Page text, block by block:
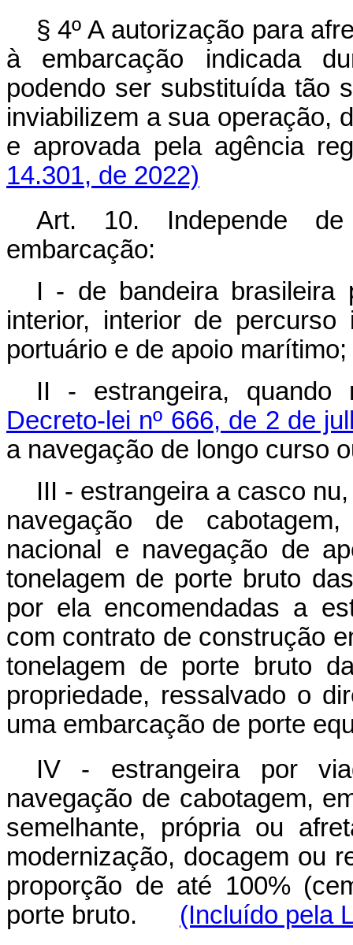
§ 4º A autorização para
à embarcação indicada
podendo ser substituída tão
inviabilizem a sua operação,
e aprovada pela
14.301, de 2022)
Art. 10. Independe
embarcação:
I - de bandeira brasileira
interior, interior de percurso
portuário e de apoio marítimo;
II - estrangeira, quando
Decreto-lei nº 666, de 2 de
a navegação de longo curso
III - estrangeira a casco
navegação de
nacional e navegação de
tonelagem de porte bruto
por ela encomendadas a
com contrato de construção
tonelagem de porte bruto
propriedade, ressalvado o
uma embarcação de porte
IV - estrangeira por
navegação de cabotagem,
semelhante, própria ou
modernização, docagem ou
proporção de até 100%
porte bruto. (Incluído pela